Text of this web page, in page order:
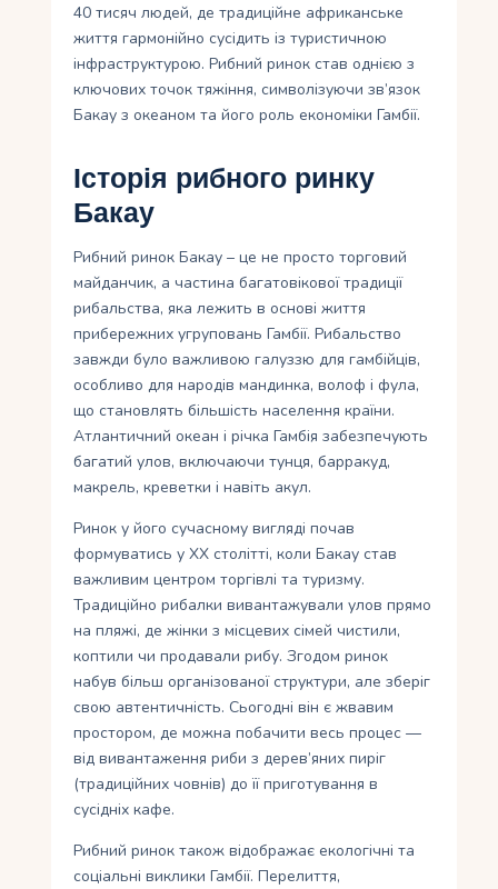
40 тисяч людей, де традиційне африканське
життя гармонійно сусідить із туристичною
інфраструктурою. Рибний ринок став однією з
ключових точок тяжіння, символізуючи зв’язок
Бакау з океаном та його роль економіки Гамбії.
Історія рибного ринку
Бакау
Рибний ринок Бакау – це не просто торговий
майданчик, а частина багатовікової традиції
рибальства, яка лежить в основі життя
прибережних угруповань Гамбії. Рибальство
завжди було важливою галуззю для гамбійців,
особливо для народів мандинка, волоф і фула,
що становлять більшість населення країни.
Атлантичний океан і річка Гамбія забезпечують
багатий улов, включаючи тунця, барракуд,
макрель, креветки і навіть акул.
Ринок у його сучасному вигляді почав
формуватись у XX столітті, коли Бакау став
важливим центром торгівлі та туризму.
Традиційно рибалки вивантажували улов прямо
на пляжі, де жінки з місцевих сімей чистили,
коптили чи продавали рибу. Згодом ринок
набув більш організованої структури, але зберіг
свою автентичність. Сьогодні він є жвавим
простором, де можна побачити весь процес —
від вивантаження риби з дерев’яних пиріг
(традиційних човнів) до її приготування в
сусідніх кафе.
Рибний ринок також відображає екологічні та
соціальні виклики Гамбії. Перелиття,